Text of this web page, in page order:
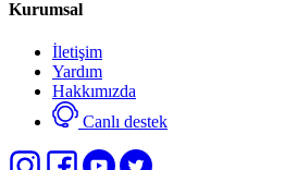
Kurumsal
İletişim
Yardım
Hakkımızda
Canlı destek
an